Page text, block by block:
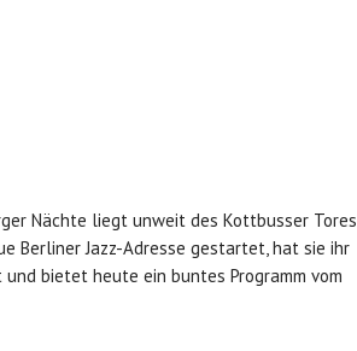
Nächte liegt unweit des Kottbusser Tores
Berliner Jazz-Adresse gestartet, hat sie ihr
bietet heute ein buntes Programm vom